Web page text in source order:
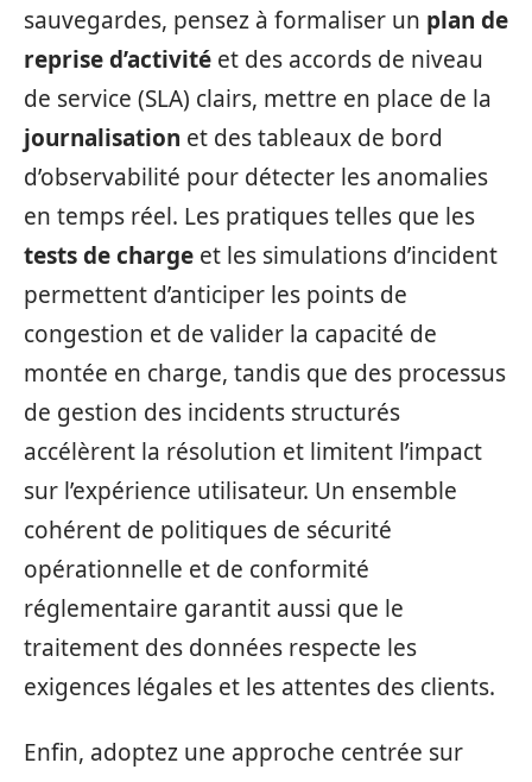
sauvegardes, pensez à formaliser un plan de
reprise d’activité et des accords de niveau
de service (SLA) clairs, mettre en place de la
journalisation et des tableaux de bord
d’observabilité pour détecter les anomalies
en temps réel. Les pratiques telles que les
tests de charge et les simulations d’incident
permettent d’anticiper les points de
congestion et de valider la capacité de
montée en charge, tandis que des processus
de gestion des incidents structurés
accélèrent la résolution et limitent l’impact
sur l’expérience utilisateur. Un ensemble
cohérent de politiques de sécurité
opérationnelle et de conformité
réglementaire garantit aussi que le
traitement des données respecte les
exigences légales et les attentes des clients.
Enfin, adoptez une approche centrée sur